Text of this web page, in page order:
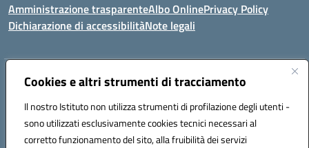
Cookies e altri strumenti di tracciamento
Il nostro Istituto non utilizza strumenti di profilazione degli utenti -
sono utilizzati esclusivamente cookies tecnici necessari al
corretto funzionamento del sito, alla fruibilità dei servizi
Amministrazione trasparenteAlbo OnlinePrivacy Policy
Dichiarazione di accessibilitàNote legali
Indirizzo:Via Mastelloni - Viale Colombo 71121 Foggia
Posta elettronica certificata (PEC):fgic885004@pec.istruzione.it
Codice fiscale: 94118760712